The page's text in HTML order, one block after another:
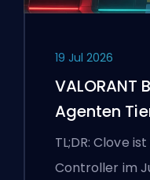
19 Jul 2026
Agenten
TL;DR: Clove
Controller im